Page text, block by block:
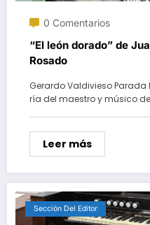
0 Comentarios
“El león dorado” de
Rosado
Gerardo Valdivieso
ría del maestro y músico
Leer más
Sección Del Editor